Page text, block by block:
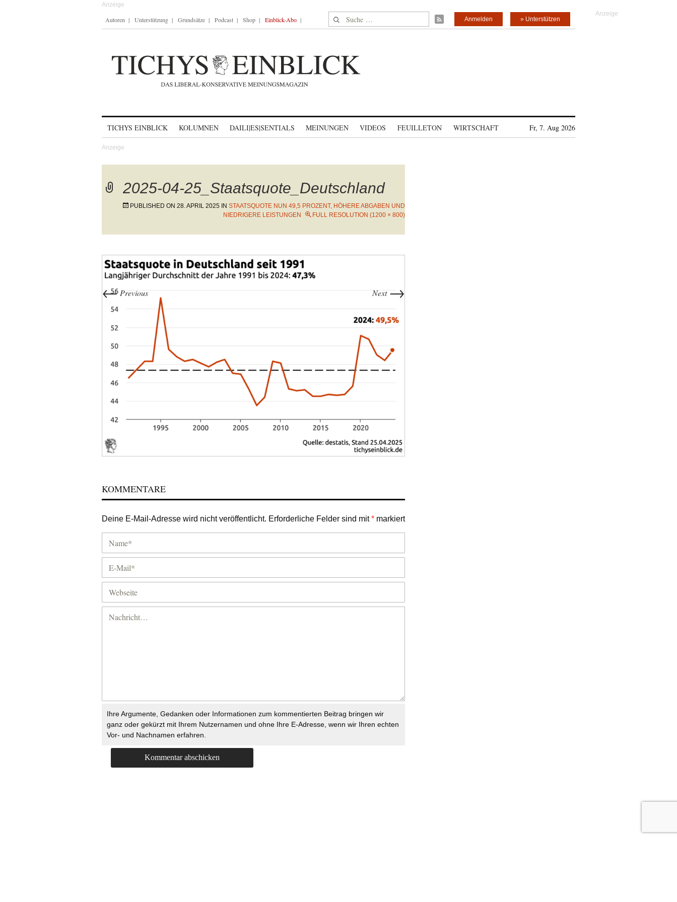
Autoren Unterstützung Grundsätze Podcast Shop Einblick-Abo Suche nach: » Unterstützen
Anmelden
TICHYS EINBLICK KOLUMNEN DAILI|ES|SENTIALS MEINUNGEN VIDEOS FEUILLETON WIRTSCHAFT Fr, 7. Aug 2026
2025-04-25_Staatsquote_Deutschland
PUBLISHED ON 28. APRIL 2025 IN STAATSQUOTE NUN 49,5 PROZENT, HÖHERE ABGABEN UND
NIEDRIGERE LEISTUNGEN
FULL RESOLUTION (1200 × 800)
←Previous Next →
KOMMENTARE
Deine E-Mail-Adresse wird nicht veröffentlicht. Erforderliche Felder sind mit* markiert
Ihre Argumente, Gedanken oder Informationen zum kommentierten Beitrag bringen wir
ganz oder gekürzt mit Ihrem Nutzernamen und ohne Ihre E-Adresse, wenn wir Ihren echten
Vor- und Nachnamen erfahren.